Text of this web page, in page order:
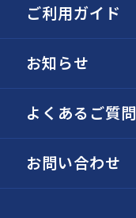
ご利用ガイド
お知らせ
よくあるご質問
お問い合わせ